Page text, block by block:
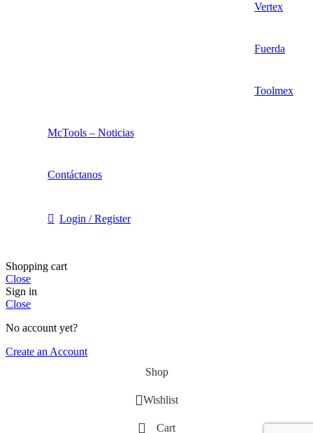
Vertex
Fuerda
Toolmex
McTools – Noticias
Contáctanos
Login / Register
Shopping cart
Close
Sign in
Close
No account yet?
Create an Account
Shop
Wishlist
Cart